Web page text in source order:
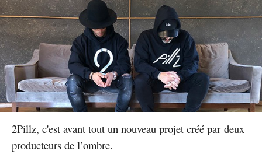
2Pillz, c'est avant tout un nouveau projet créé par deux
producteurs de l’ombre.